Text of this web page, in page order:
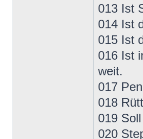
013 Ist
014 Ist
015 Ist
016 Ist
weit.
017
018
019
020